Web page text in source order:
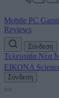
Mobile PC
Reviews
Σύνδεση
Τελευταία Νέα
ΕΙΚΟΝΑ
Σύνδεση